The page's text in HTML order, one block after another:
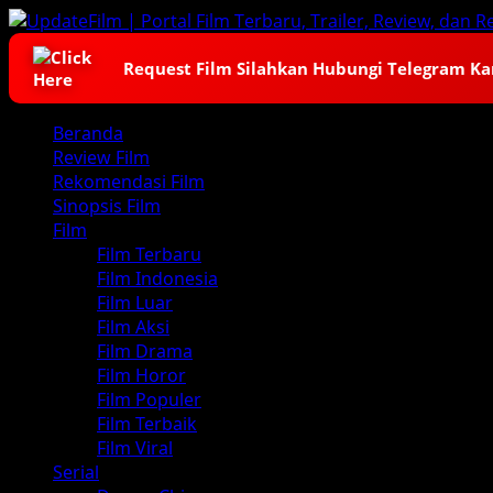
Skip
to
content
Request Film Silahkan Hubungi Telegram
Primary
Menu
Beranda
Review Film
Rekomendasi Film
Sinopsis Film
Film
Film Terbaru
Film Indonesia
Film Luar
Film Aksi
Film Drama
Film Horor
Film Populer
Film Terbaik
Film Viral
Serial